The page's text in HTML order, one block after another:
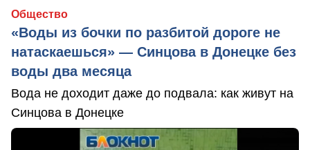
Общество
«Воды из бочки по разбитой дороге не
натаскаешься» — Синцова в Донецке без
воды два месяца
Вода не доходит даже до подвала: как живут на
Синцова в Донецке